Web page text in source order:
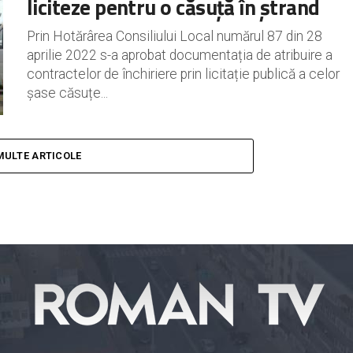
liciteze pentru o căsuță în ștrand
Prin Hotărârea Consiliului Local numărul 87 din 28
aprilie 2022 s-a aprobat documentația de atribuire a
contractelor de închiriere prin licitație publică a celor
șase căsuțe...
ARTICOLE